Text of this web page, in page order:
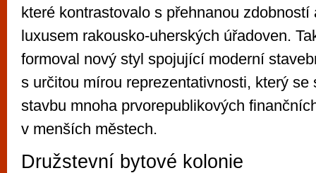
které kontrastovalo s přehnanou zdobností
luxusem rakousko-uherských úřadoven.
formoval nový styl spojující moderní
s určitou mírou reprezentativnosti, který se
stavbu mnoha prvorepublikových
v menších městech.
Družstevní bytové kolonie